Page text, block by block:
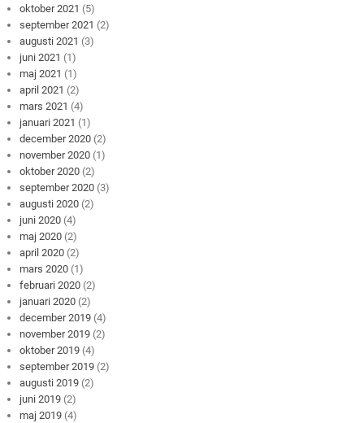
oktober 2021 (5)
september 2021 (2)
augusti 2021 (3)
juni 2021 (1)
maj 2021 (1)
april 2021 (2)
mars 2021 (4)
januari 2021 (1)
december 2020 (2)
november 2020 (1)
oktober 2020 (2)
september 2020 (3)
augusti 2020 (2)
juni 2020 (4)
maj 2020 (2)
april 2020 (2)
mars 2020 (1)
februari 2020 (2)
januari 2020 (2)
december 2019 (4)
november 2019 (2)
oktober 2019 (4)
september 2019 (2)
augusti 2019 (2)
juni 2019 (2)
maj 2019 (4)